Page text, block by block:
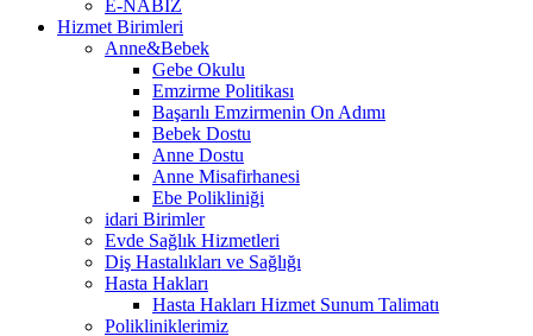
E-NABIZ
Hizmet Birimleri
Anne&Bebek
Gebe Okulu
Emzirme Politikası
Başarılı Emzirmenin On Adımı
Bebek Dostu
Anne Dostu
Anne Misafirhanesi
Ebe Polikliniği
idari Birimler
Evde Sağlık Hizmetleri
Diş Hastalıkları ve Sağlığı
Hasta Hakları
Hasta Hakları Hizmet Sunum Talimatı
Polikliniklerimiz